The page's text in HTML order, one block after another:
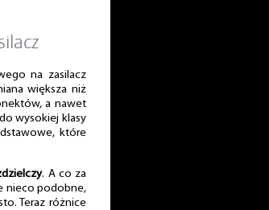
na zasilacz
większa niż
a nawet
wysokiej klasy
które
. A co za
nieco podobne,
Teraz różnice